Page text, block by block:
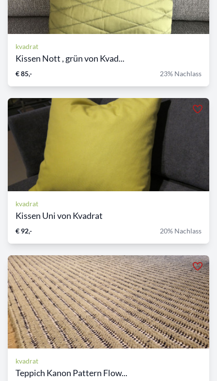
kvadrat
Kissen Nott , grün von Kvad...
€ 85,- 23% Nachlass
kvadrat
Kissen Uni von Kvadrat
€ 92,- 20% Nachlass
kvadrat
Teppich Kanon Pattern Flow...